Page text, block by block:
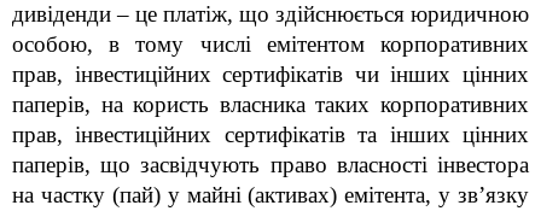
дивіденди – це платіж, що здійснюється юридичною
особою, в тому числі емітентом корпоративних
прав, інвестиційних сертифікатів чи інших цінних
паперів, на користь власника таких корпоративних
прав, інвестиційних сертифікатів та інших цінних
паперів, що засвідчують право власності інвестора
на частку (пай) у майні (активах) емітента, у зв’язку